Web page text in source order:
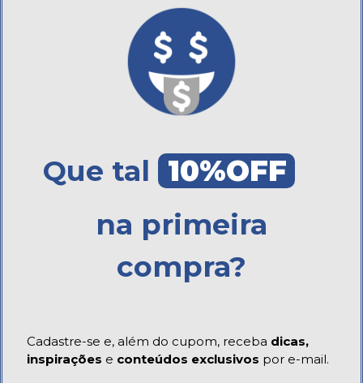
Que tal 10%OFF
na primeira
compra?
Cadastre-se e, além do cupom, receba dicas,
inspirações e conteúdos exclusivos por e-mail.